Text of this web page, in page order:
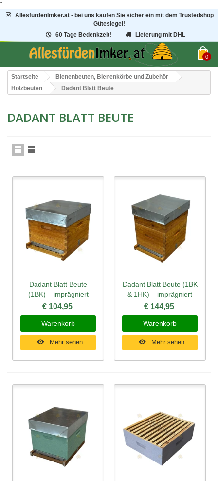
"
AllesfürdenImker.at - bei uns kaufen Sie sicher ein mit dem Trustedshop
Gütesiegel!
60 Tage Bedenkzeit!
Lieferung mit DHL
0
Startseite
Bienenbeuten, Bienenkörbe und Zubehör
Holzbeuten
Dadant Blatt Beute
DADANT BLATT BEUTE
Dadant Blatt Beute
(1BK) – imprägniert
€ 104,95
Warenkorb
Mehr sehen
Dadant Blatt Beute (1BK
& 1HK) – imprägniert
€ 144,95
Warenkorb
Mehr sehen